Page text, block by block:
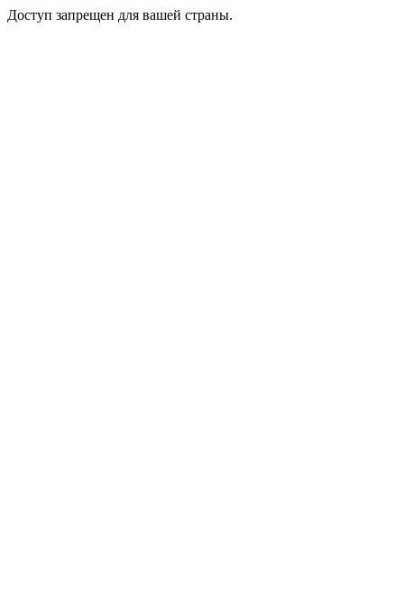
Доступ запрещен для вашей страны.